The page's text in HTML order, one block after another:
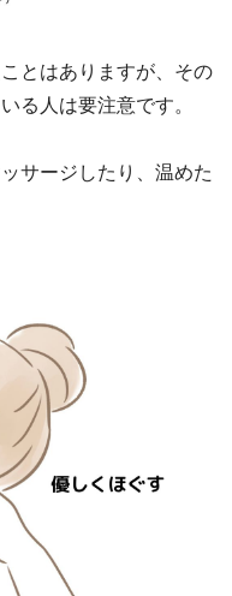
とはありますが、その
る人は要注意です。
サージしたり、温めた